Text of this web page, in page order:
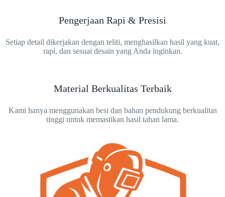
Pengerjaan Rapi & Presisi
Setiap detail dikerjakan dengan teliti, menghasilkan hasil yang kuat,
rapi, dan sesuai desain yang Anda inginkan.
Material Berkualitas Terbaik
Kami hanya menggunakan besi dan bahan pendukung berkualitas
tinggi untuk memastikan hasil tahan lama.